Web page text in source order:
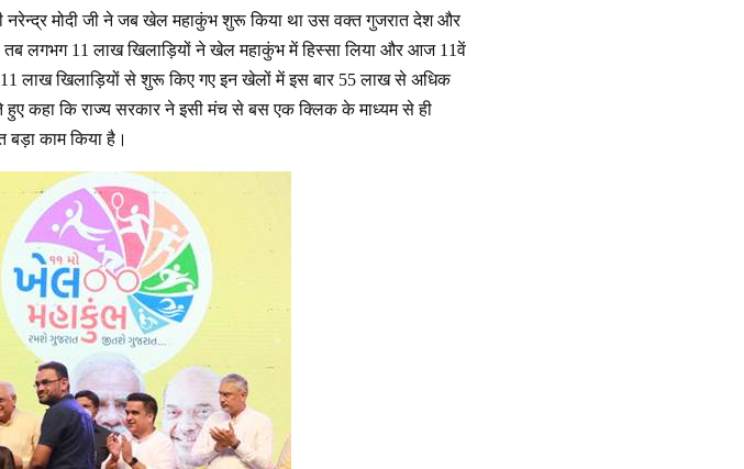
मोदी जी ने जब खेल महाकुंभ शुरू किया था उस वक्त गुजरात देश और
तब लगभग 11 लाख खिलाड़ियों ने खेल महाकुंभ में हिस्सा लिया और आज 11वें
लाख खिलाड़ियों से शुरू किए गए इन खेलों में इस बार 55 लाख से अधिक
हुए कहा कि राज्य सरकार ने इसी मंच से बस एक क्लिक के माध्यम से ही
काम किया है।